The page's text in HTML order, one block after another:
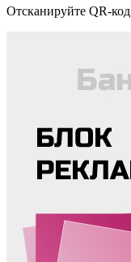
Отсканируйте QR-